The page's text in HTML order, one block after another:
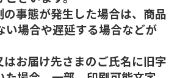
事態が発生した場合は、商品
い場合や遅延する場合などが
お届け先さまのご氏名に旧字